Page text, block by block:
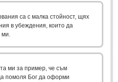
са с малка стойност, щях
в убеждения, които да
ми.
ми за пример, че съм
помоля Бог да оформи